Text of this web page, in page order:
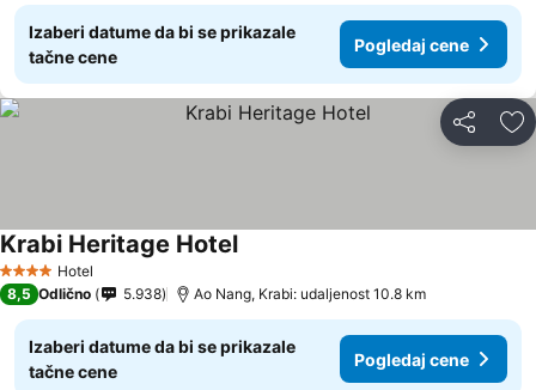
Izaberi datume da bi se prikazale
tačne cene
Pogledaj cene
Deli
4 ZvezdiceHotel
Krabi Heritage Hotel
8,5 Odlično 5.938 Ao Nang, Krabi: udaljenost 10.8 km
Izaberi datume da bi se prikazale
tačne cene
Pogledaj cene